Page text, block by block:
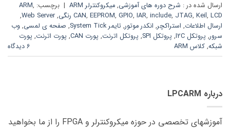
ارسال شده در : شرح دوره های آموزشی, میکروکنترلر ARM | برچسب: ARM,
CAN, EEPROM, GPIO, IAR, include, JTAG, Keil, LCD رنگی ,
Web Server
,
ارسال اطلاعات, استراکچر, انکدر موتور, تایمر System Tick , صفحه ی لمسی, وب
سرور, پروتکل I2C , پروتکل SPI , پروتکل اترنت, پورت CAN , پورت اترنت, پورت
شبکه, کلاس ARM 6 دیدگاه
درباره LPCARM
آموزشهای تخصصی در حوزه میکروکنترلر و FPGA را از ما بخواهید